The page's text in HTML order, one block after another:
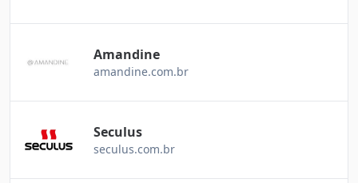
Amandine
amandine.com.br
Seculus
seculus.com.br